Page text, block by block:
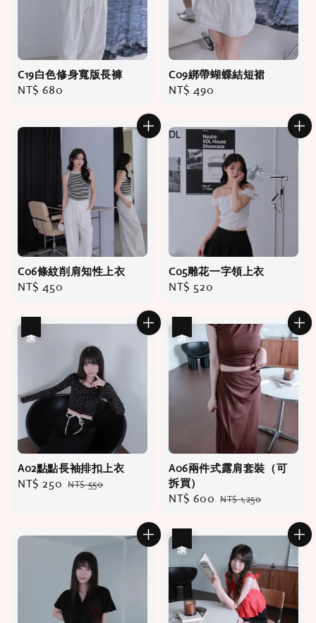
C19白色修身寬版長褲
Regular
NT$ 680
C09綁帶蝴蝶結短裙
Regular
NT$ 490
C06條紋削肩知性上衣
Regular
NT$ 450
C05雕花一字領上衣
Regular
NT$ 520
A02點點長袖排扣上衣
Sale
NT$ 250 Regular
NT$ 550
A06兩件式露肩套裝（可
拆買）
Sale
NT$ 600 Regular
NT$ 1,250